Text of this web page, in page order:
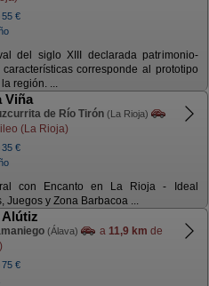
55 €
del siglo XIII declarada patrimonio-
corresponde al prototipo
región. ...
Viña
de Río Tirón (La Rioja)
(La Rioja)
35 €
con Encanto en La Rioja - Ideal
Juegos y Zona Barbacoa ...
Alútiz
(Álava) a 11,9 km de
75 €